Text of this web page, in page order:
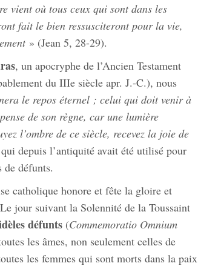
vient où tous ceux qui sont dans les
fait le bien ressusciteront pour la vie,
» (Jean 5, 28-29).
, un apocryphe de l’Ancien Testament
du IIIe siècle apr. J.-C.), nous
le repos éternel ; celui qui doit venir à
de son règne, car une lumière
l’ombre de ce siècle, recevez la joie de
depuis l’antiquité avait été utilisé pour
de défunts.
catholique honore et fête la gloire et
jour suivant la Solennité de la Toussaint
défunts (Commemoratio Omnium
les âmes, non seulement celles de
les femmes qui sont morts dans la paix